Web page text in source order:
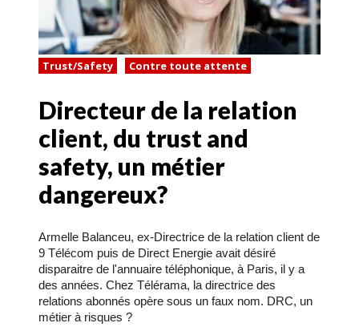
Trust/Safety Contre toute attente
Directeur de la relation
client, du trust and
safety, un métier
dangereux?
Armelle Balanceu, ex-Directrice de la relation client de
9 Télécom puis de Direct Energie avait désiré
disparaitre de l'annuaire téléphonique, à Paris, il y a
des années. Chez Télérama, la directrice des
relations abonnés opère sous un faux nom. DRC, un
métier à risques ?